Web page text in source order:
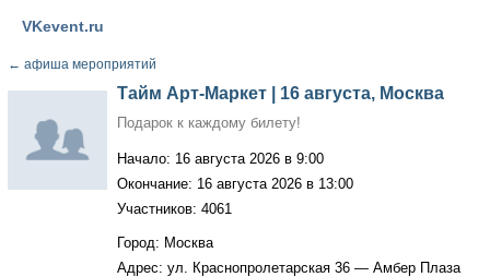
VKevent.ru
← афиша мероприятий
Тайм Арт-Маркет | 16 августа, Москва
Подарок к каждому билету!
Начало: 16 августа 2026 в 9:00
Окончание: 16 августа 2026 в 13:00
Участников: 4061
Город: Москва
Адрес: ул. Краснопролетарская 36 — Амбер Плаза